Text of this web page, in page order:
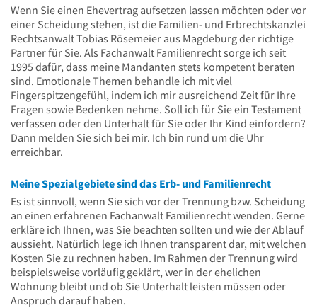
Wenn Sie einen Ehevertrag aufsetzen lassen möchten oder vor
einer Scheidung stehen, ist die Familien- und Erbrechtskanzlei
Rechtsanwalt Tobias Rösemeier aus Magdeburg der richtige
Partner für Sie. Als Fachanwalt Familienrecht sorge ich seit
1995 dafür, dass meine Mandanten stets kompetent beraten
sind. Emotionale Themen behandle ich mit viel
Fingerspitzengefühl, indem ich mir ausreichend Zeit für Ihre
Fragen sowie Bedenken nehme. Soll ich für Sie ein Testament
verfassen oder den Unterhalt für Sie oder Ihr Kind einfordern?
Dann melden Sie sich bei mir. Ich bin rund um die Uhr
erreichbar.
Meine Spezialgebiete sind das Erb- und Familienrecht
Es ist sinnvoll, wenn Sie sich vor der Trennung bzw. Scheidung
an einen erfahrenen Fachanwalt Familienrecht wenden. Gerne
erkläre ich Ihnen, was Sie beachten sollten und wie der Ablauf
aussieht. Natürlich lege ich Ihnen transparent dar, mit welchen
Kosten Sie zu rechnen haben. Im Rahmen der Trennung wird
beispielsweise vorläufig geklärt, wer in der ehelichen
Wohnung bleibt und ob Sie Unterhalt leisten müssen oder
Anspruch darauf haben.